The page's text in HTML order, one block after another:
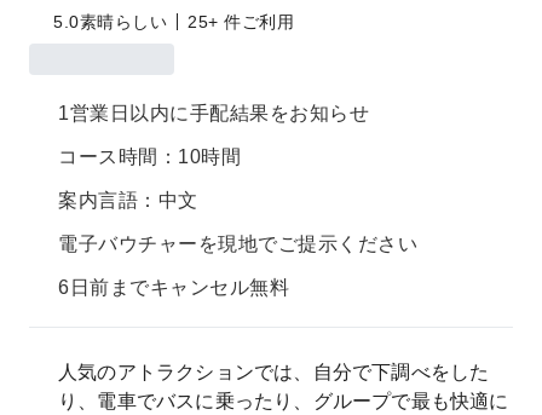
5.0素晴らしい 25+ 件ご利用
1営業日以内に手配結果をお知らせ
コース時間：10時間
案内言語：中文
電子バウチャーを現地でご提示ください
6日前までキャンセル無料
人気のアトラクションでは、自分で下調べをした
り、電車でバスに乗ったり、グループで最も快適に